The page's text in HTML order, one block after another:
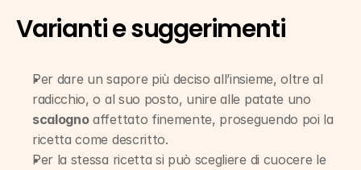
Varianti e suggerimenti
Per dare un sapore più deciso all’insieme, oltre al
scalogno affettato finemente, proseguendo poi la
ricetta come descritto.
Per la stessa ricetta si può scegliere di cuocere le